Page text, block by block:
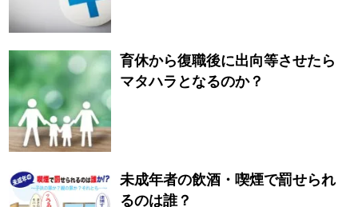
育休から復職後に出向等させたら
マタハラとなるのか？
未成年者の飲酒・喫煙で罰せられ
るのは誰？